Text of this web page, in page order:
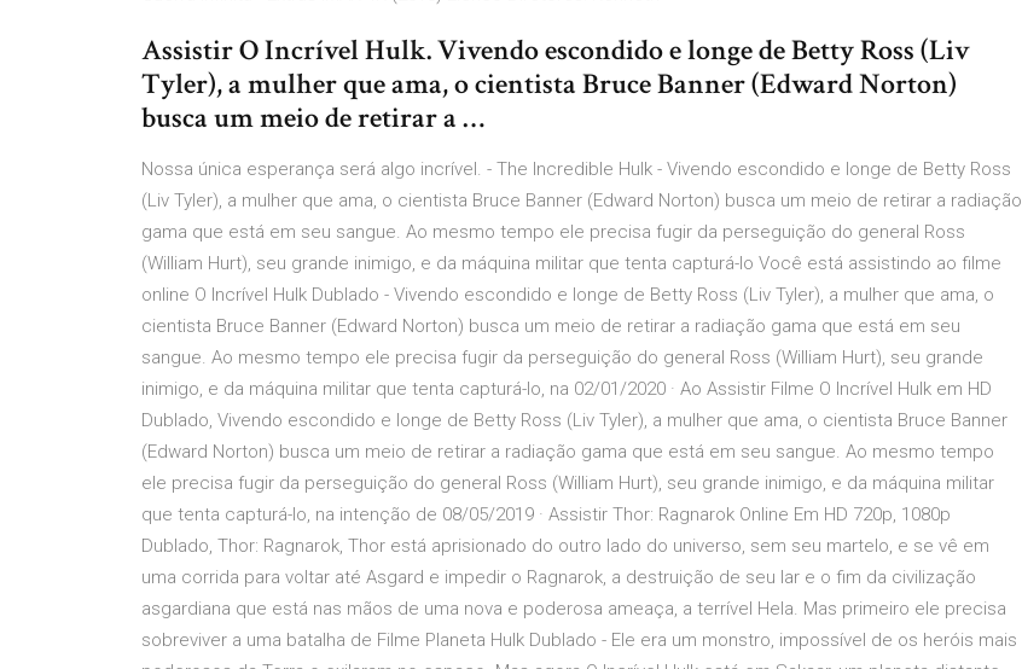
Assistir O Incrível Hulk. Vivendo escondido e longe de Betty Ross (Liv
Tyler), a mulher que ama, o cientista Bruce Banner (Edward Norton)
busca um meio de retirar a …
Nossa única esperança será algo incrível. - The Incredible Hulk - Vivendo escondido e longe de Betty Ross
(Liv Tyler), a mulher que ama, o cientista Bruce Banner (Edward Norton) busca um meio de retirar a radiação
gama que está em seu sangue. Ao mesmo tempo ele precisa fugir da perseguição do general Ross
(William Hurt), seu grande inimigo, e da máquina militar que tenta capturá-lo Você está assistindo ao filme
online O Incrível Hulk Dublado - Vivendo escondido e longe de Betty Ross (Liv Tyler), a mulher que ama, o
cientista Bruce Banner (Edward Norton) busca um meio de retirar a radiação gama que está em seu
sangue. Ao mesmo tempo ele precisa fugir da perseguição do general Ross (William Hurt), seu grande
inimigo, e da máquina militar que tenta capturá-lo, na 02/01/2020 · Ao Assistir Filme O Incrível Hulk em HD
Dublado, Vivendo escondido e longe de Betty Ross (Liv Tyler), a mulher que ama, o cientista Bruce Banner
(Edward Norton) busca um meio de retirar a radiação gama que está em seu sangue. Ao mesmo tempo
ele precisa fugir da perseguição do general Ross (William Hurt), seu grande inimigo, e da máquina militar
que tenta capturá-lo, na intenção de 08/05/2019 · Assistir Thor: Ragnarok Online Em HD 720p, 1080p
Dublado, Thor: Ragnarok, Thor está aprisionado do outro lado do universo, sem seu martelo, e se vê em
uma corrida para voltar até Asgard e impedir o Ragnarok, a destruição de seu lar e o fim da civilização
asgardiana que está nas mãos de uma nova e poderosa ameaça, a terrível Hela. Mas primeiro ele precisa
sobreviver a uma batalha de Filme Planeta Hulk Dublado - Ele era um monstro, impossível de os heróis mais